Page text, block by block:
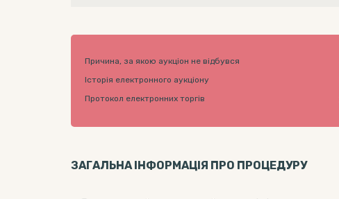
Причина, за якою аукціон не відбувся
Історія електронного аукціону
Протокол електронних торгів
ЗАГАЛЬНА ІНФОРМАЦІЯ ПРО ПРОЦЕДУРУ